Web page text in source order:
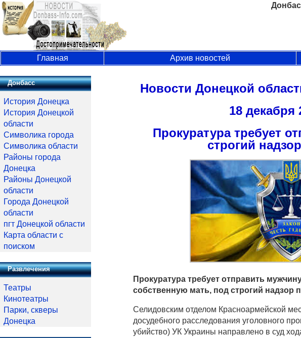
Главная Архив новостей
Новости Донецкой
18 декабря
Прокуратура требует
строгий
Прокуратура требует отправить
собственную мать, под строгий надзор
Селидовским отделом Красноармейской
досудебного расследования уголовного
убийство) УК Украины направлено в суд
Донбасс
История Донецка
История Донецкой
области
Символика города
Символика области
Районы города
Донецка
Районы Донецкой
области
Города Донецкой
области
пгт Донецкой области
Карта области с
поиском
Развлечения
Театры
Кинотеатры
Парки, скверы
Донецка